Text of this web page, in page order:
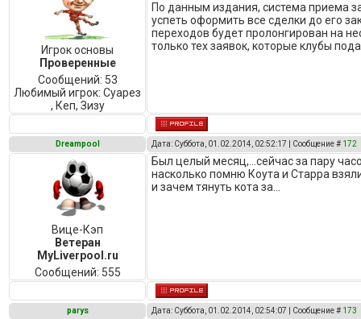
Игрок основы
Проверенные
Сообщений: 53
Любимый игрок:Суарез
, Кеп, Зизу
По данным издания, система приема
успеть оформить все сделки до его
переходов будет пролонгирован на
только тех заявок, которые клубы
Dreampool Дата: Суббота, 01.02.2014, 02:52:17 | Сообщение # 172
Вице-Кэп
Ветеран
MyLiverpool.ru
Сообщений: 555
Был целый месяц,...сейчас за пару
насколько помню Коута и Старра
и зачем тянуть кота за...
parys Дата: Суббота, 01.02.2014, 02:54:07 | Сообщение # 173